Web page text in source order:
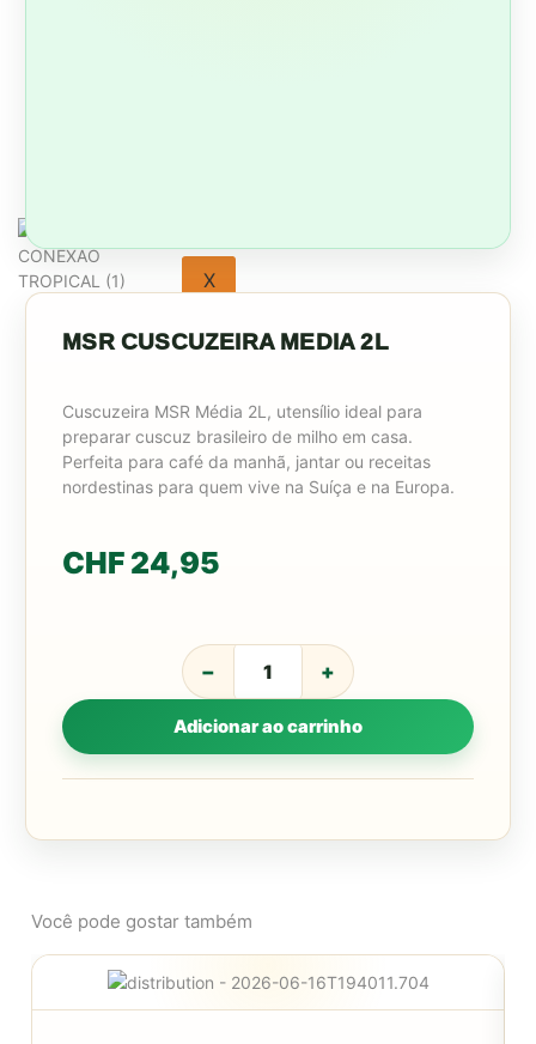
X
MSR CUSCUZEIRA MEDIA 2L
Cuscuzeira MSR Média 2L, utensílio ideal para
preparar cuscuz brasileiro de milho em casa.
Perfeita para café da manhã, jantar ou receitas
nordestinas para quem vive na Suíça e na Europa.
CHF 24,95
− +
Adicionar ao carrinho
Você pode gostar também